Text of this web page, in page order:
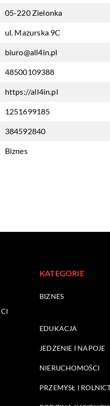
05-220 Zielonka
ul. Mazurska 9C
biuro@all4in.pl
48500109388
https://all4in.pl
1251699185
384592840
Biznes
KATEGORIE
BIZNES
EDUKACJA
JEDZENIE I NAPOJE
NIERUCHOMOŚCI
PRZEMYSŁ I